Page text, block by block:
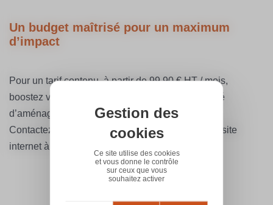
Un budget maîtrisé pour un maximum
d’impact
Pour un tarif contenu, à partir de 99,90 € HT / mois,
boostez votre visibilité et développez votre activité
d’aménagement d’intérieur !
Contactez WebGazelle et lancez la création d’un site
internet à la hauteur de votre savoir-faire.
Gestion des
cookies
Ce site utilise des cookies
et vous donne le contrôle
sur ceux que vous
souhaitez activer